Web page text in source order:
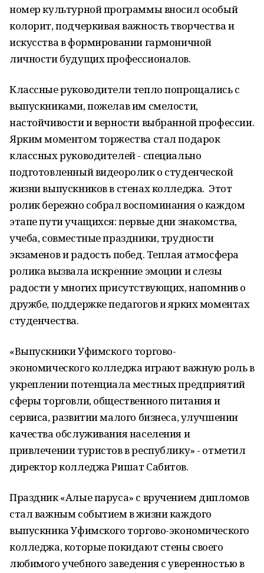
номер культурной программы вносил особый
колорит, подчеркивая важность творчества и
искусства в формировании гармоничной
личности будущих профессионалов.
Классные руководители тепло попрощались с
выпускниками, пожелав им смелости,
настойчивости и верности выбранной профессии.
Ярким моментом торжества стал подарок
классных руководителей - специально
подготовленный видеоролик о студенческой
жизни выпускников в стенах колледжа. Этот
ролик бережно собрал воспоминания о каждом
этапе пути учащихся: первые дни знакомства,
учеба, совместные праздники, трудности
экзаменов и радость побед. Теплая атмосфера
ролика вызвала искренние эмоции и слезы
радости у многих присутствующих, напомнив о
дружбе, поддержке педагогов и ярких моментах
студенчества.
«Выпускники Уфимского торгово-
экономического колледжа играют важную роль в
укреплении потенциала местных предприятий
сферы торговли, общественного питания и
сервиса, развитии малого бизнеса, улучшении
качества обслуживания населения и
привлечении туристов в республику» - отметил
директор колледжа Ришат Сабитов.
Праздник «Алые паруса» с вручением дипломов
стал важным событием в жизни каждого
выпускника Уфимского торгово-экономического
колледжа, которые покидают стены своего
любимого учебного заведения с уверенностью в